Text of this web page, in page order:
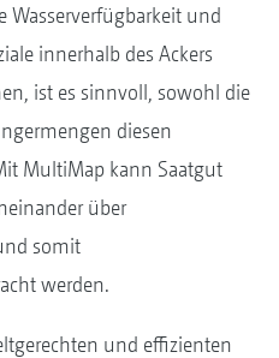
Wasserverfügbarkeit und
innerhalb des Ackers
ist es sinnvoll, sowohl die
diesen
MultiMap kann Saatgut
über
somit
werden.
und effizienten